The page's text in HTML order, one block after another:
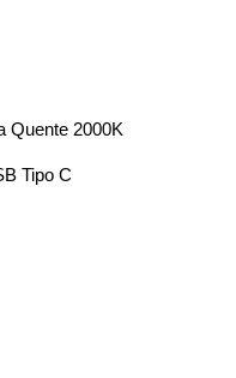
Quente 2000K
Tipo C